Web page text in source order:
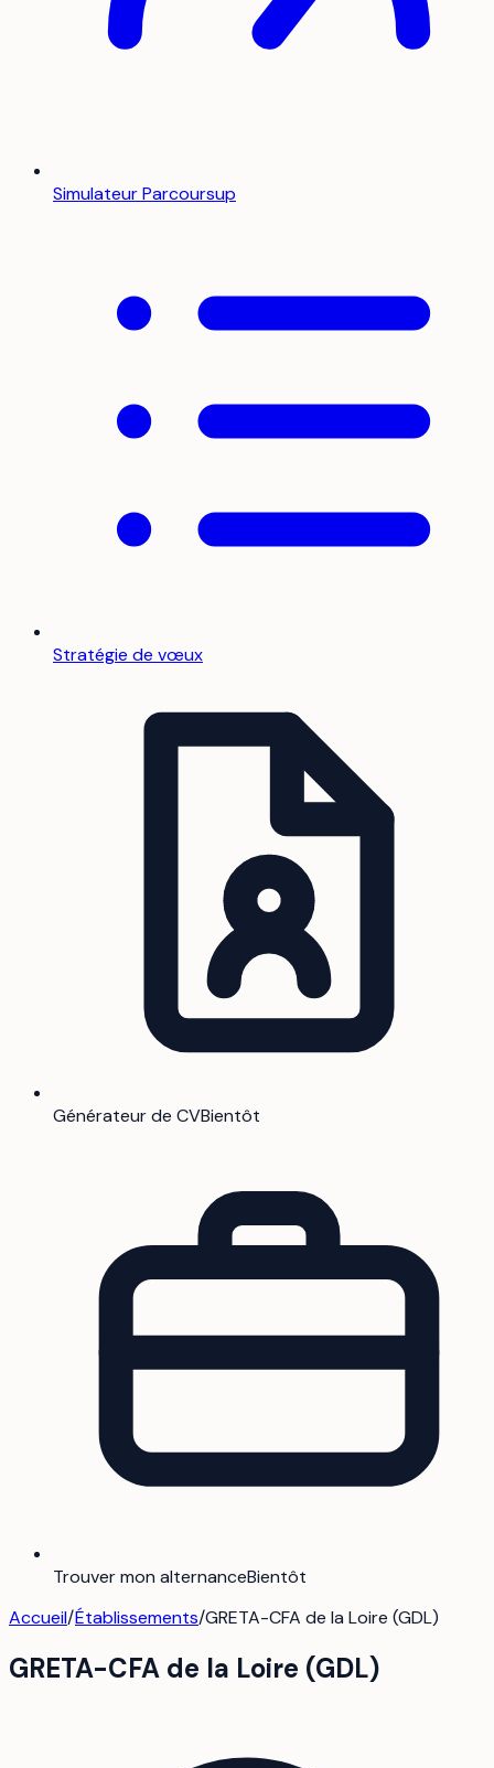
Simulateur Parcoursup
Stratégie de vœux
Générateur de CVBientôt
Trouver mon alternanceBientôt
Accueil/Établissements/GRETA-CFA de la Loire (GDL)
GRETA-CFA de la Loire (GDL)